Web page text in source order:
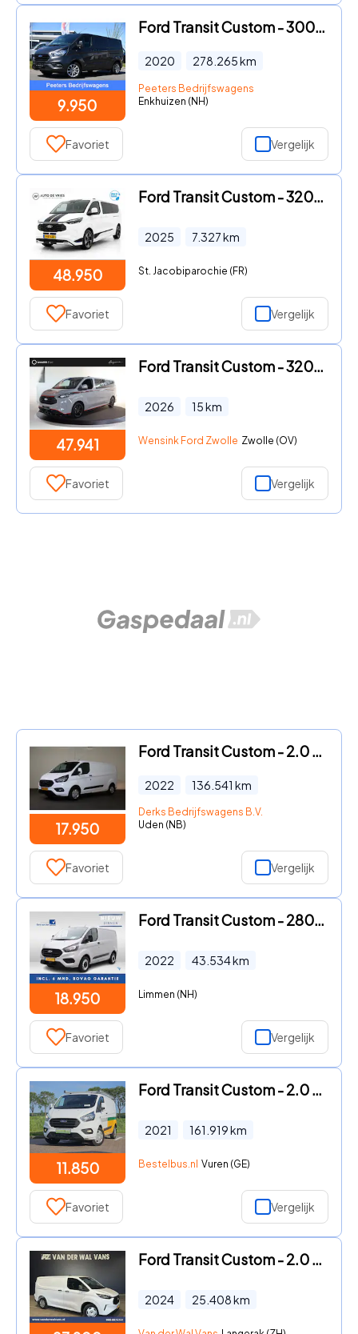
9.950
Ford Transit Custom - 300 2.0 TDCI L2H1 Limited Camera, Cruise, Carplay, 2 x Schui
2020 278.265km
Peeters Bedrijfswagens
Enkhuizen (NH)
Favoriet Vergelijk
48.950
Ford Transit Custom - 320 2.5 PHEV L2H1 DC Sport | Full LED | Assist pakket | Wint
2025 7.327km
St. Jacobiparochie (FR)
Favoriet Vergelijk
47.941
Ford Transit Custom - 320 2.5 PHEV L2H1 Grey Platinum DC Dubbele Cabine Grey Plati
2026 15km
Wensink Ford Zwolle Zwolle (OV)
Favoriet Vergelijk
17.950
Ford Transit Custom - 2.0 TDCI 170pk L2 H1 Airco Camera Trekhaak
2022 136.541 km
Derks Bedrijfswagens B.V.
Uden (NB)
Favoriet Vergelijk
18.950
Ford Transit Custom - 280 2.0 TDCI L1H1 Ambiente | Zijschuifdeur rechts | Tussensc
2022 43.534km
Limmen (NH)
Favoriet Vergelijk
11.850
Ford Transit Custom - 2.0 L2 Navi Euro6 NAP
2021 161.919km
Bestelbus.nl Vuren (GE)
Favoriet Vergelijk
Ford Transit Custom - 2.0 TDCI 111pk L1H1 Euro6 Airco | Camera | LED | Apple Carpl
2024 25.408km